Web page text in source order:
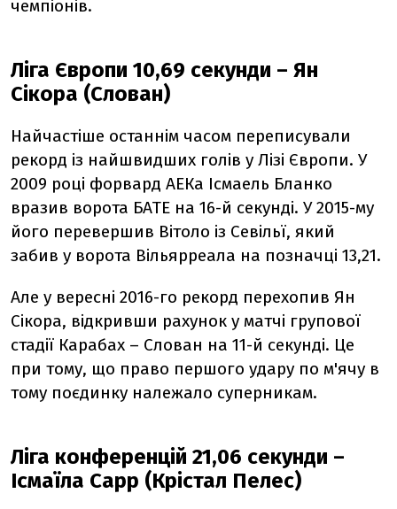
чемпіонів.
Ліга Європи 10,69 секунди – Ян
Сікора (Слован)
Найчастіше останнім часом переписували
рекорд із найшвидших голів у Лізі Європи. У
2009 році форвард АЕКа Ісмаель Бланко
вразив ворота БАТЕ на 16-й секунді. У 2015-му
його перевершив Вітоло із Севільї, який
забив у ворота Вільярреала на позначці 13,21.
Але у вересні 2016-го рекорд перехопив Ян
Сікора, відкривши рахунок у матчі групової
стадії Карабах – Слован на 11-й секунді. Це
при тому, що право першого удару по м'ячу в
тому поєдинку належало суперникам.
Ліга конференцій 21,06 секунди –
Ісмаїла Сарр (Крістал Пелес)